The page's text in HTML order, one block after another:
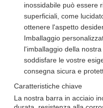
inossidabile può essere
superficiali, come
ottenere l'aspetto
Imballaggio
l'imballaggio della
soddisfare le vostre
consegna sicura e
Caratteristiche chiave
La nostra barra in acciaio